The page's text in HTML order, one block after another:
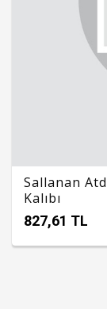
Sallanan
Kalıbı
827,61 TL